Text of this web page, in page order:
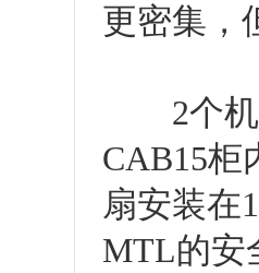
更密集，
2个机
CAB15柜
扇安装在
MTL的安